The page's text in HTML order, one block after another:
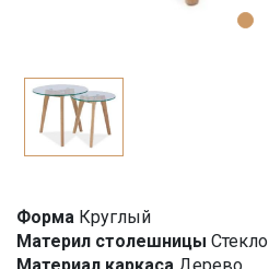
Форма Круглый
Материл столешницы Стекло